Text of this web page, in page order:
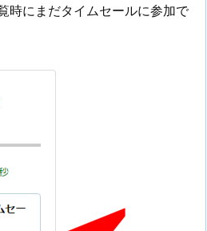
時にまだタイムセールに参加で